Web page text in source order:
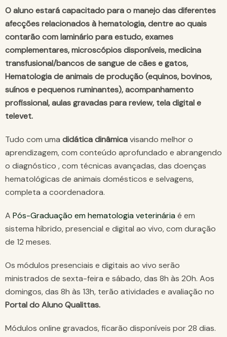
O aluno estará capacitado para o manejo das diferentes
afecções relacionados à hematologia, dentre ao quais
contarão com laminário para estudo, exames
complementares, microscópios disponíveis, medicina
transfusional/bancos de sangue de cães e gatos,
Hematologia de animais de produção (equinos, bovinos,
suínos e pequenos ruminantes), acompanhamento
profissional, aulas gravadas para review, tela digital e
televet.
Tudo com uma didática dinâmicavisando melhor o
aprendizagem, com conteúdo aprofundado e abrangendo
o diagnóstico , com técnicas avançadas, das doenças
hematológicas de animais domésticos e selvagens,
completa a coordenadora.
A Pós-Graduação em hematologia veterináriaé em
sistema híbrido, presencial e digital ao vivo, com duração
de 12 meses.
Os módulos presenciais e digitais ao vivo serão
ministrados de sexta-feira e sábado, das 8h às 20h. Aos
domingos, das 8h às 13h, terão atividades e avaliação no
Portal do Aluno Qualittas.
Módulos online gravados, ficarão disponíveis por 28 dias.